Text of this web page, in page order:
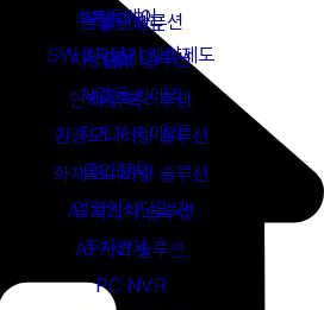
홍보자료
HR
인재상/복리후생
캠핑카 솔루션
차량관제 솔루션
세이프티
환경모니터링 솔루션
화재모니터링 솔루션
AI 지게차 솔루션
AI 케어 솔루션
모빌리티
차량용 DVR
차량용 카메라
지게차 카메라
출입장치
얼굴인식단말기
주차관제
PC NVR
소프트웨어
SW 3자단가 계약제도